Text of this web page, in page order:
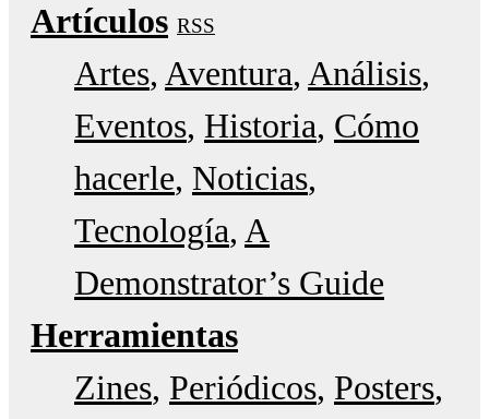
Artículos RSS
Artes Aventura Análisis
Eventos Historia Cómo
hacerle Noticias
Tecnología A
Demonstrator’s Guide
Herramientas
Zines Periódicos Posters